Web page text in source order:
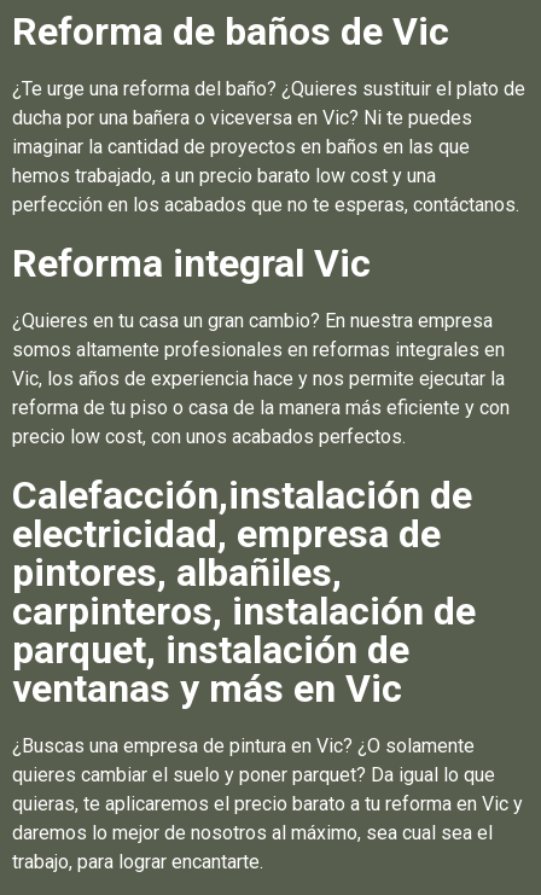
Reforma de baños de Vic
¿Te urge una reforma del baño? ¿Quieres sustituir el plato de
ducha por una bañera o viceversa en Vic? Ni te puedes
imaginar la cantidad de proyectos en baños en las que
hemos trabajado, a un precio barato low cost y una
perfección en los acabados que no te esperas, contáctanos.
Reforma integral Vic
¿Quieres en tu casa un gran cambio? En nuestra empresa
somos altamente profesionales en reformas integrales en
Vic, los años de experiencia hace y nos permite ejecutar la
reforma de tu piso o casa de la manera más eficiente y con
precio low cost, con unos acabados perfectos.
Calefacción,instalación de
electricidad, empresa de
pintores, albañiles,
carpinteros, instalación de
parquet, instalación de
ventanas y más en Vic
¿Buscas una empresa de pintura en Vic? ¿O solamente
quieres cambiar el suelo y poner parquet? Da igual lo que
quieras, te aplicaremos el precio barato a tu reforma en Vic y
daremos lo mejor de nosotros al máximo, sea cual sea el
trabajo, para lograr encantarte.